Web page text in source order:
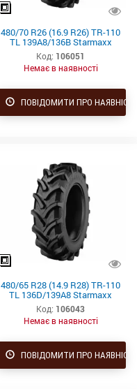
480/70 R26 (16.9 R26) TR-110
TL 139A8/136B Starmaxx
Код: 106051
Немає в наявності
ПОВІДОМИТИ ПРО
480/65 R28 (14.9 R28) TR-110
TL 136D/139A8 Starmaxx
Код: 106043
Немає в наявності
ПОВІДОМИТИ ПРО